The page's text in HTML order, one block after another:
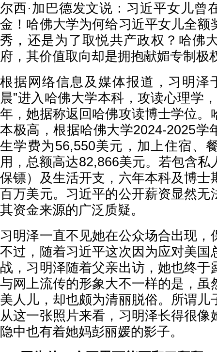
尔西·加巴德发文说：习近平女儿曾
金！哈佛大学为何给习近平女儿全额
秀，还是为了取悦共产政权？哈佛
府，其价值取向却是拥抱献媚专制极
根据网络信息及媒体报道，习明泽
晨”进入哈佛大学本科，攻读心理学
年，她据称返回哈佛攻读博士学位。
本极高，根据哈佛大学2024-2025学
生学费为56,550美元，加上住宿、
用，总额高达82,866美元。若包含私
保镖）及生活开支，六年本科及博士
百万美元。习近平的公开薪资显然无
其资金来源的广泛质疑。
习明泽一直不见她在公众场合出现，
不过，随着习近平这次因为应对美国
战，习明泽随着父亲出访，她也终于
与网上流传的形象大不一样的是，虽
美人儿，却也颇为清丽脱俗。所谓儿
从这一张照片来看，习明泽长得很像
隐中也有着她妈彭丽媛的影子。